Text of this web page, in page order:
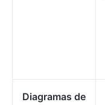
Diagramas de